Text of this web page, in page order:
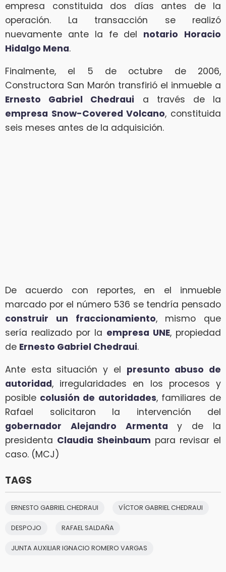
empresa constituida dos días antes de la
operación. La transacción se realizó
nuevamente ante la fe del notario Horacio
Hidalgo Mena.
Finalmente, el 5 de octubre de 2006,
Constructora San Marón transfirió el inmueble a
Ernesto Gabriel Chedraui a través de la
empresa Snow-Covered Volcano, constituida
seis meses antes de la adquisición.
De acuerdo con reportes, en el inmueble
marcado por el número 536 se tendría pensado
construir un fraccionamiento, mismo que
sería realizado por la empresa UNE, propiedad
de Ernesto Gabriel Chedraui.
Ante esta situación y el presunto abuso de
autoridad, irregularidades en los procesos y
posible colusión de autoridades, familiares de
Rafael solicitaron la intervención del
gobernador Alejandro Armenta y de la
presidenta Claudia Sheinbaum para revisar el
caso. (MCJ)
TAGS
ERNESTO GABRIEL CHEDRAUI VÍCTOR GABRIEL CHEDRAUI
DESPOJO RAFAEL SALDAÑA
JUNTA AUXILIAR IGNACIO ROMERO VARGAS